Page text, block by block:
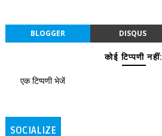
BLOGGER DISQUS
कोई टिप्पणी नहीं:
एक टिप्पणी भेजें
SOCIALIZE